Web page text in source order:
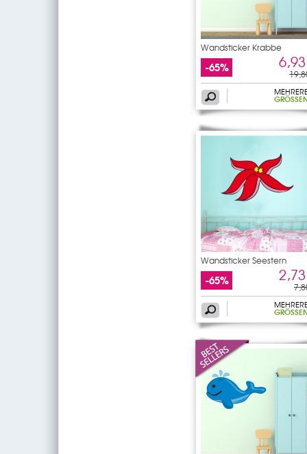
Wandsticker Krabbe
-65%
GRÖSSEN
Wandsticker Seestern
-65%
GRÖSSEN